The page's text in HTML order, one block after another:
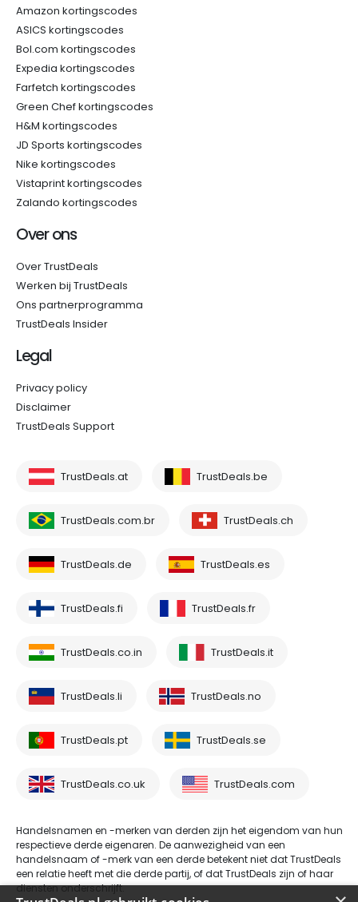
Amazon kortingscodes
ASICS kortingscodes
Bol.com kortingscodes
Expedia kortingscodes
Farfetch kortingscodes
Green Chef kortingscodes
H&M kortingscodes
JD Sports kortingscodes
Nike kortingscodes
Vistaprint kortingscodes
Zalando kortingscodes
Over ons
Over TrustDeals
Werken bij TrustDeals
Ons partnerprogramma
TrustDeals Insider
Legal
Privacy policy
Disclaimer
TrustDeals Support
TrustDeals.at TrustDeals.be
TrustDeals.com.br TrustDeals.ch
TrustDeals.de TrustDeals.es
TrustDeals.fi TrustDeals.fr
TrustDeals.co.in TrustDeals.it
TrustDeals.li TrustDeals.no
TrustDeals.pt TrustDeals.se
TrustDeals.co.uk TrustDeals.com
Handelsnamen en -merken van derden zijn het eigendom van hun
respectieve derde eigenaren. De aanwezigheid van een
handelsnaam of -merk van een derde betekent niet dat TrustDeals
een relatie heeft met die derde partij, of dat TrustDeals zijn of haar
diensten onderschrijft.